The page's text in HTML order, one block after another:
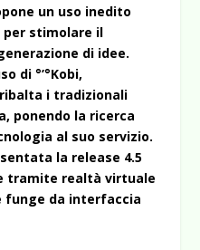
un uso inedito
per stimolare il
di idee.
di °’°Kobi,
i tradizionali
ponendo la ricerca
al suo servizio.
la release 4.5
tramite realtà virtuale
funge da interfaccia